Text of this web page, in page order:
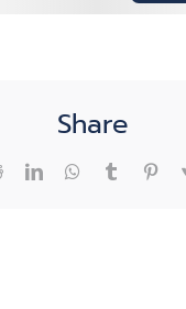
Share
RedditLinkedInWhatsApp
Tumblr